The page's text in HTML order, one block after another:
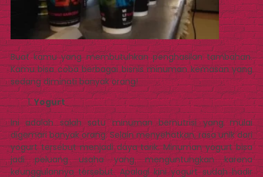
Buat kamu yang membutuhkan penghasilan tambahan.
Kamu bisa coba berbagai bisnis minuman kemasan yang
sedang diminati banyak orang!
Yogurt
Ini adalah salah satu minuman bernutrisi yang mulai
digemari banyak orang. Selain menyehatkan, rasa unik dari
yogurt tersebut menjadi daya tarik. Minuman yogurt bisa
jadi peluang usaha yang menguntungkan karena
keunggulannya tersebut. Apalagi kini yogurt sudah hadir